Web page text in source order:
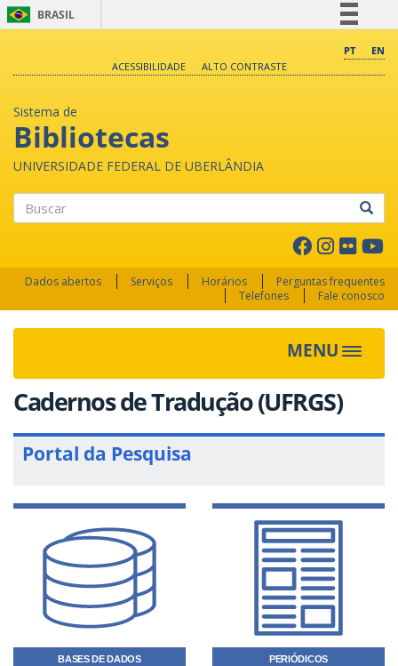
BRASIL
Comunica BR
PT
EN
ACESSIBILIDADE
ALTO CONTRASTE
Sistema de
Bibliotecas
UNIVERSIDADE FEDERAL DE UBERLÂNDIA
Dados abertos Serviços Horários
Perguntas frequentes
Telefones
Fale conosco
MENU Toggle
Cadernos de Tradução (UFRGS)
Portal da Pesquisa
BASES DE DADOS PERIÓDICOS